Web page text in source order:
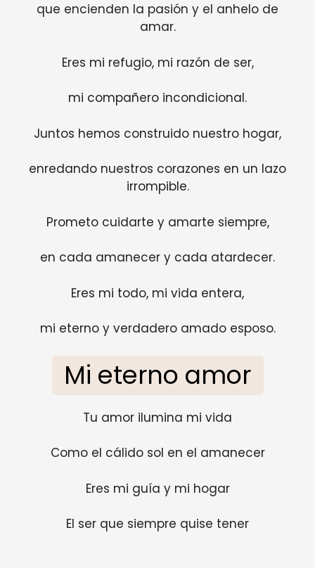
que encienden la pasión y el anhelo de
amar.
Eres mi refugio, mi razón de ser,
mi compañero incondicional.
Juntos hemos construido nuestro hogar,
enredando nuestros corazones en un lazo
irrompible.
Prometo cuidarte y amarte siempre,
en cada amanecer y cada atardecer.
Eres mi todo, mi vida entera,
mi eterno y verdadero amado esposo.
Mi eterno amor
Tu amor ilumina mi vida
Como el cálido sol en el amanecer
Eres mi guía y mi hogar
El ser que siempre quise tener